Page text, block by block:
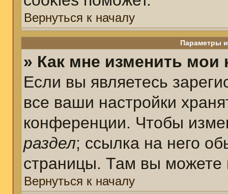
Вернуться к началу
Параметры
» Как мне изменить мои
Если вы являетесь
все ваши настройки
конференции. Чтобы
раздел; ссылка на него
страницы. Там вы можете
Вернуться к началу